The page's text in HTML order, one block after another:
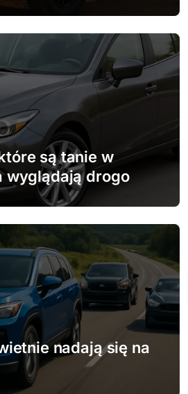
są tanie w
wyglądają drogo
nadają się na